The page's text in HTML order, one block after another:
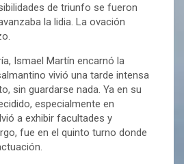
de triunfo se fueron
la lidia. La ovación
Ismael Martín encarnó la
vivió una tarde intensa
sin guardarse nada. Ya en su
especialmente en
a exhibir facultades y
fue en el quinto turno donde